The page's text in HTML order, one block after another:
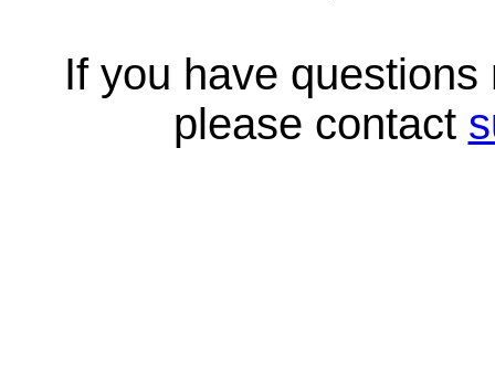
If you have
please contact